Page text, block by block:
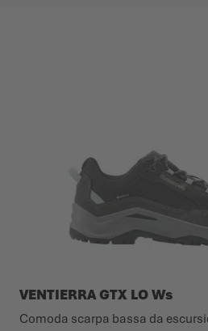
Desideri
VENTIERRA GTX LO Ws